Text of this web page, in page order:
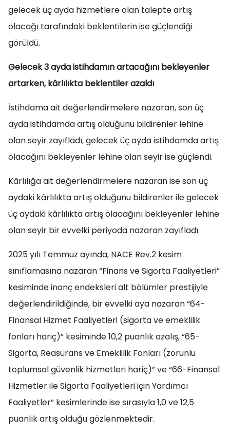
gelecek üç ayda hizmetlere olan talepte artış
olacağı tarafındaki beklentilerin ise güçlendiği
görüldü.
Gelecek 3 ayda istihdamın artacağını bekleyenler
artarken, kârlılıkta beklentiler azaldı
İstihdama ait değerlendirmelere nazaran, son üç
ayda istihdamda artış olduğunu bildirenler lehine
olan seyir zayıfladı, gelecek üç ayda istihdamda artış
olacağını bekleyenler lehine olan seyir ise güçlendi.
Kârlılığa ait değerlendirmelere nazaran ise son üç
aydaki kârlılıkta artış olduğunu bildirenler ile gelecek
üç aydaki kârlılıkta artış olacağını bekleyenler lehine
olan seyir bir evvelki periyoda nazaran zayıfladı.
2025 yılı Temmuz ayında, NACE Rev.2 kesim
sınıflamasına nazaran “Finans ve Sigorta Faaliyetleri”
kesiminde inanç endeksleri alt bölümler prestijiyle
değerlendirildiğinde, bir evvelki aya nazaran “64-
Finansal Hizmet Faaliyetleri (sigorta ve emeklilik
fonları hariç)” kesiminde 10,2 puanlık azalış, “65-
Sigorta, Reasürans ve Emeklilik Fonları (zorunlu
toplumsal güvenlik hizmetleri hariç)” ve “66-Finansal
Hizmetler ile Sigorta Faaliyetleri için Yardımcı
Faaliyetler” kesimlerinde ise sırasıyla 1,0 ve 12,5
puanlık artış olduğu gözlenmektedir.